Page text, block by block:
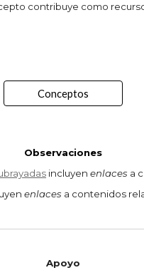
contribuye como
Conceptos
Observaciones
incluyen enlaces a
enlaces a contenidos
Apoyo